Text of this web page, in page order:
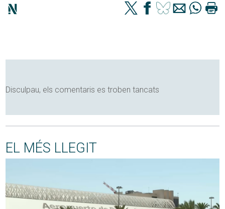
Disculpau, els comentaris es troben tancats
EL MÉS LLEGIT